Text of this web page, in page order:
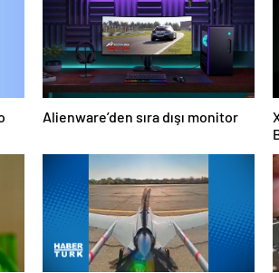
Alienware’den sıra dışı monitor